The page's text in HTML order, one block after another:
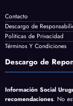
Contacto
Descargo de
Politicas de Privacidad
Términos Y Condiciones
Descargo de
Información Social
recomendaciones. No